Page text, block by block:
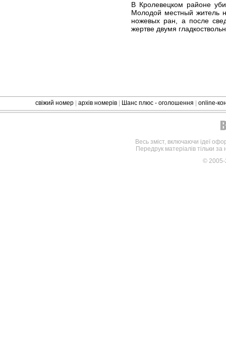
В Кролевецком районе
Молодой местный житель
ножевых ран, а после
жертве двумя
свіжий номер архів номерів Шанс плюс - оголошення online-
Весь зміст, включаючи ідеї
Передрук матеріалів тільки
©